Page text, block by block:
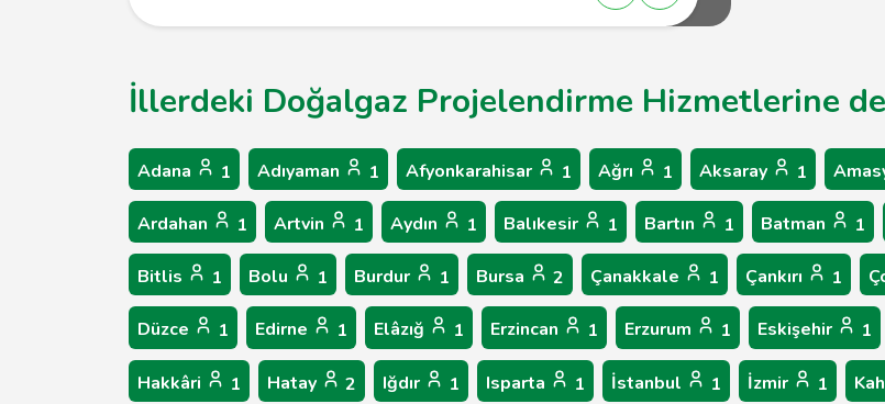
İllerdeki Doğalgaz Projelendirme Hizmetlerine
Adana 1 Adıyaman 1 Afyonkarahisar 1 Ağrı 1 Aksaray 1
Ardahan 1 Artvin 1 Aydın 1 Balıkesir 1 Bartın 1 Batman 1
Bitlis 1 Bolu 1 Burdur 1 Bursa 2 Çanakkale 1 Çankırı 1
Düzce 1 Edirne 1 Elâzığ 1 Erzincan 1 Erzurum 1 Eskişehir 1
Hakkâri 1 Hatay 2 Iğdır 1 Isparta 1 İstanbul 1 İzmir 1